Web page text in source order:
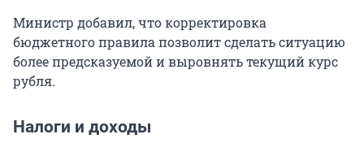
Министр добавил, что корректировка
бюджетного правила позволит сделать ситуацию
более предсказуемой и выровнять текущий курс
рубля.
Налоги и доходы